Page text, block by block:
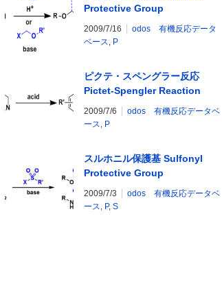
Protective Group
2009/7/16
odos 有機反応データ
ベース, P
ピクテ・スペングラー反応
Pictet-Spengler Reaction
2009/7/6
odos 有機反応データベ
ース, P
スルホニル保護基 Sulfonyl
Protective Group
2009/7/3
odos 有機反応データベ
ース, P, S